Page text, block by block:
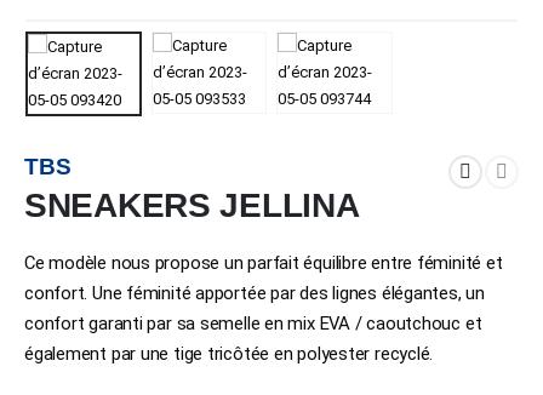
TBS
SNEAKERS JELLINA
Ce modèle nous propose un parfait équilibre entre féminité et
confort. Une féminité apportée par des lignes élégantes, un
confort garanti par sa semelle en mix EVA / caoutchouc et
également par une tige tricôtée en polyester recyclé.